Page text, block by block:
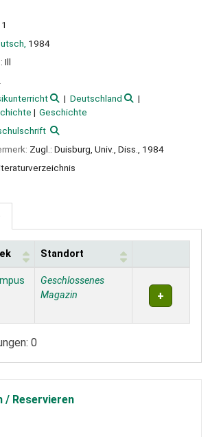
1984
Ill
Deutschland
Geschichte
Zugl.: Duisburg, Univ., Diss., 1984
Standort
Geschlossenes
Magazin
0